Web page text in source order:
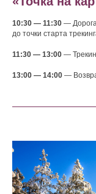
10:30 — 11:30 —
до точки старта
11:30 — 13:00 —
13:00 — 14:00 —